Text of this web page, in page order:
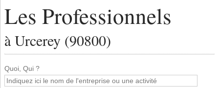
Les Professionnels
à Urcerey (90800)
Quoi, Qui ?